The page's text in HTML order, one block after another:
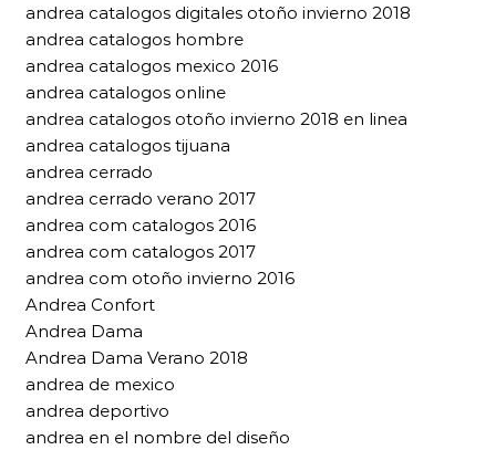
andrea catalogos digitales otoño invierno 2018
andrea catalogos hombre
andrea catalogos mexico 2016
andrea catalogos online
andrea catalogos otoño invierno 2018 en linea
andrea catalogos tijuana
andrea cerrado
andrea cerrado verano 2017
andrea com catalogos 2016
andrea com catalogos 2017
andrea com otoño invierno 2016
Andrea Confort
Andrea Dama
Andrea Dama Verano 2018
andrea de mexico
andrea deportivo
andrea en el nombre del diseño